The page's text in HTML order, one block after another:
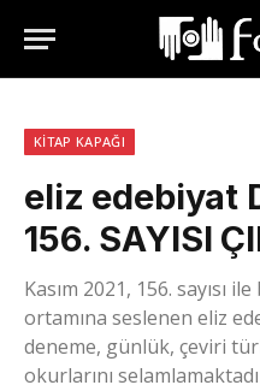
KITAP KAPAĞI
eliz edebiyat
156. SAYISI
Kasım 2021, 156. sayısı
ortamına seslenen eliz
deneme, günlük, çeviri
okurlarını